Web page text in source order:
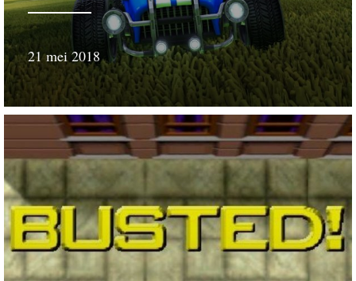
21 mei 2018
door
Wessel
Schillemans